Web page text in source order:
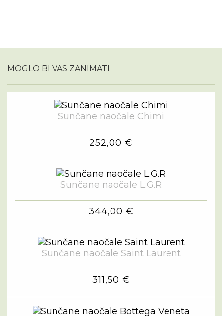
MOGLO BI VAS ZANIMATI
Sunčane naočale Chimi
252,00 €
Sunčane naočale L.G.R
344,00 €
Sunčane naočale Saint Laurent
311,50 €